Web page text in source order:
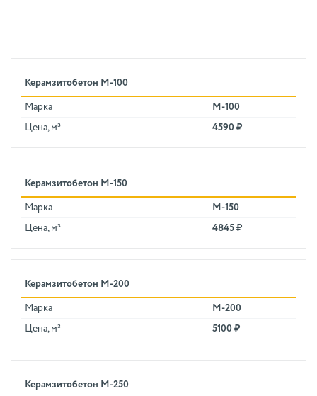
Керамзитобетон M-100
Марка M-100
Цена, м³ 4590 ₽
Керамзитобетон M-150
Марка M-150
Цена, м³ 4845 ₽
Керамзитобетон M-200
Марка M-200
Цена, м³ 5100 ₽
Керамзитобетон M-250